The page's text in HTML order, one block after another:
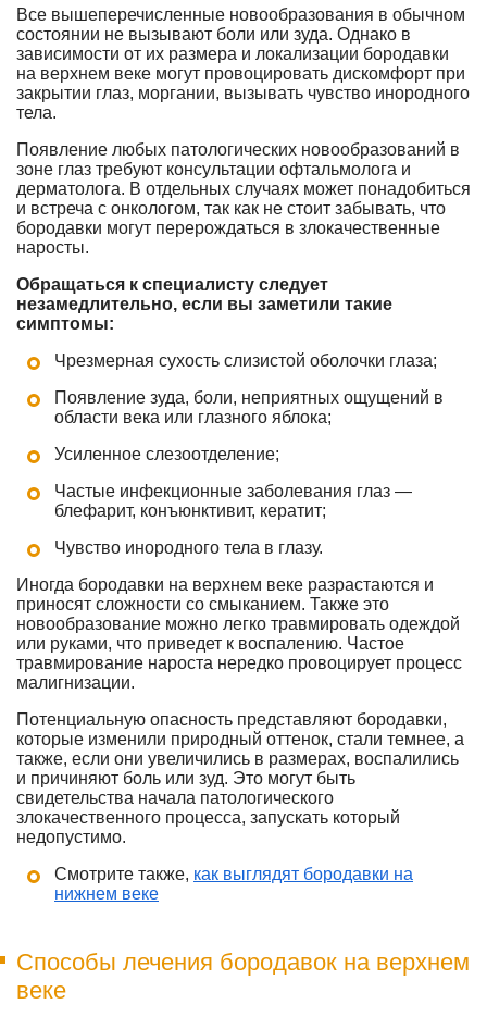
Все вышеперечисленные новообразования в обычном
состоянии не вызывают боли или зуда. Однако в
зависимости от их размера и локализации бородавки
на верхнем веке могут провоцировать дискомфорт при
закрытии глаз, моргании, вызывать чувство инородного
тела.
Появление любых патологических новообразований в
зоне глаз требуют консультации офтальмолога и
дерматолога. В отдельных случаях может понадобиться
и встреча с онкологом, так как не стоит забывать, что
бородавки могут перерождаться в злокачественные
наросты.
Обращаться к специалисту следует
незамедлительно, если вы заметили такие
симптомы:
Чрезмерная сухость слизистой оболочки глаза;
Появление зуда, боли, неприятных ощущений в
области века или глазного яблока;
Усиленное слезоотделение;
Частые инфекционные заболевания глаз —
блефарит, конъюнктивит, кератит;
Чувство инородного тела в глазу.
Иногда бородавки на верхнем веке разрастаются и
приносят сложности со смыканием. Также это
новообразование можно легко травмировать одеждой
или руками, что приведет к воспалению. Частое
травмирование нароста нередко провоцирует процесс
малигнизации.
Потенциальную опасность представляют бородавки,
которые изменили природный оттенок, стали темнее, а
также, если они увеличились в размерах, воспалились
и причиняют боль или зуд. Это могут быть
свидетельства начала патологического
злокачественного процесса, запускать который
недопустимо.
Смотрите также, как выглядят бородавки на
нижнем веке
Способы лечения бородавок на верхнем
веке